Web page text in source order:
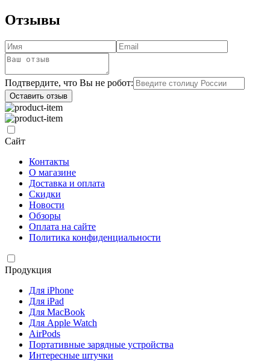
Отзывы
Подтвердите, что Вы не робот:
Оставить отзыв
Сайт
Контакты
О магазине
Доставка и оплата
Скидки
Новости
Обзоры
Оплата на сайте
Политика конфиденциальности
Продукция
Для iPhone
Для iPad
Для MacBook
Для Apple Watch
AirPods
Портативные зарядные устройства
Интересные штучки